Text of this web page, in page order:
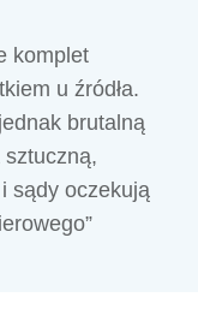
komplet
u źródła.
brutalną
sądy oczekują